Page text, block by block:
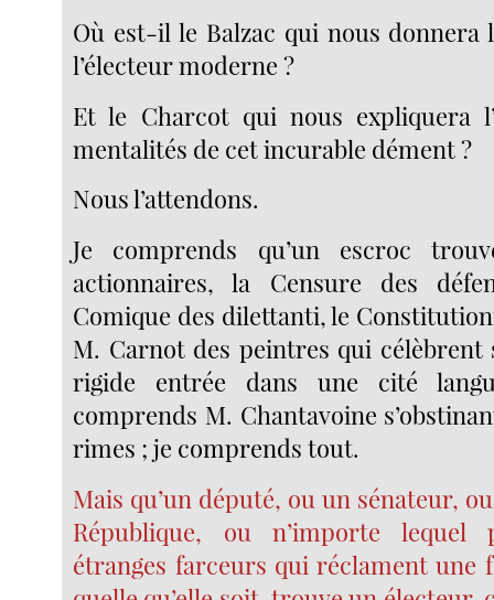
Où est-il le Balzac qui nous donnera
l’électeur moderne ?
Et le Charcot qui nous expliquera
mentalités de cet incurable dément ?
Nous l’attendons.
Je comprends qu’un escroc
actionnaires, la Censure des
Comique des dilettanti, le
M. Carnot des peintres qui
rigide entrée dans une cité
comprends M. Chantavoine
rimes ; je comprends tout.
Mais qu’un député, ou un sénateur,
République, ou n’importe
étranges farceurs qui réclament une